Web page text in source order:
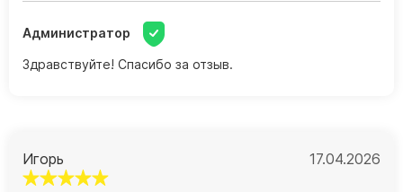
Администратор
Здравствуйте! Спасибо за отзыв.
Игорь 17.04.2026